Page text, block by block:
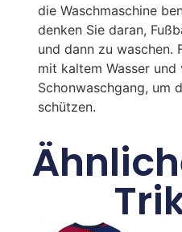
die Waschmaschine
denken Sie daran,
und dann zu waschen.
mit kaltem Wasser und
Schonwaschgang, um
schützen.